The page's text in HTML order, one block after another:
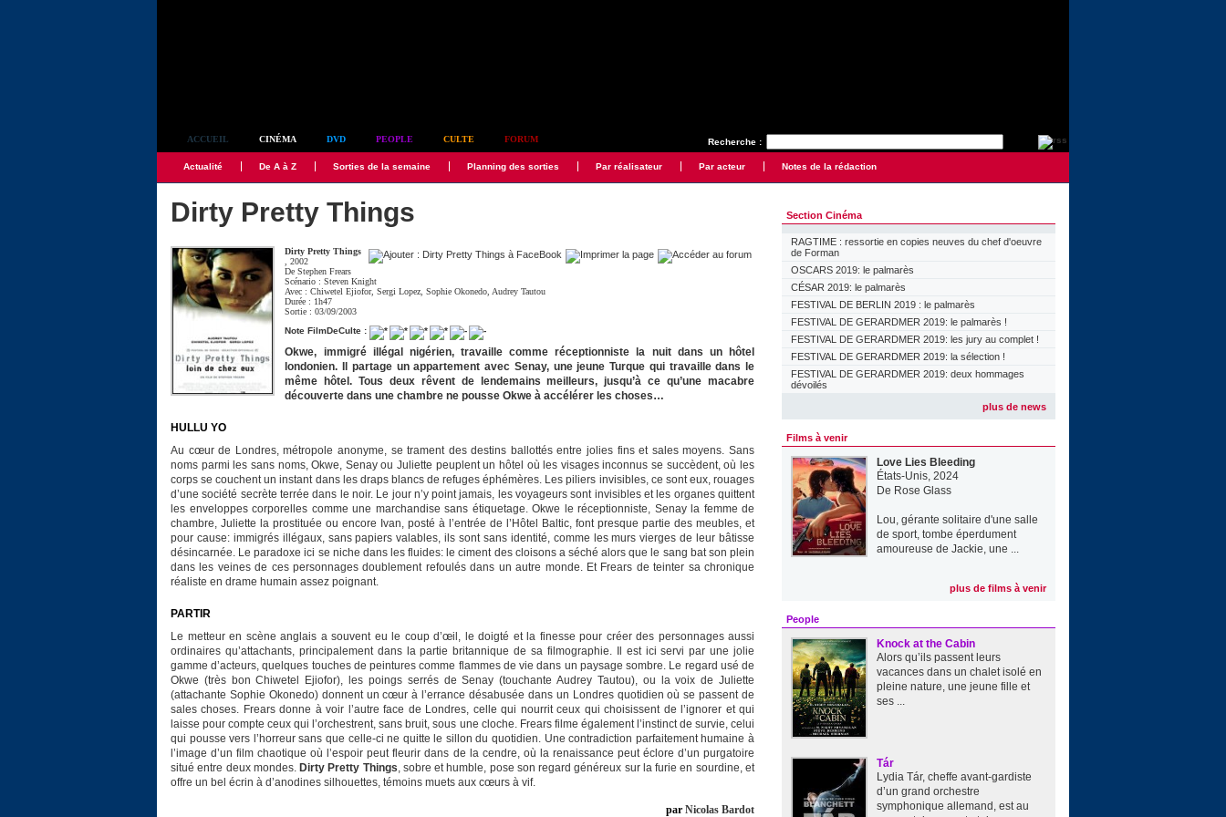
Recherche :
ACCUEIL CINÉMA DVD PEOPLE CULTE FORUM
Actualité De A à Z Sorties de la semaine Planning des sorties Par réalisateur Par acteur Notes de la rédaction
Dirty Pretty Things
Dirty Pretty Things
, 2002
DeStephen Frears
Scénario :Steven Knight
Avec :Chiwetel Ejiofor,Sergi Lopez ,Sophie Okonedo Audrey Tautou
Durée : 1h47
Sortie : 03/09/2003
Note FilmDeCulte :
Okwe, immigré illégal nigérien, travaille comme réceptionniste la nuit dans un hôtel
londonien. Il partage un appartement avec Senay, une jeune Turque qui travaille dans le
même hôtel. Tous deux rêvent de lendemains meilleurs, jusqu’à ce qu’une macabre
découverte dans une chambre ne pousse Okwe à accélérer les choses…
HULLU YO
Au cœur de Londres, métropole anonyme, se trament des destins ballottés entre jolies fins et sales moyens. Sans
noms parmi les sans noms, Okwe, Senay ou Juliette peuplent un hôtel où les visages inconnus se succèdent, où les
corps se couchent un instant dans les draps blancs de refuges éphémères. Les piliers invisibles, ce sont eux, rouages
d’une société secrète terrée dans le noir. Le jour n’y point jamais, les voyageurs sont invisibles et les organes quittent
les enveloppes corporelles comme une marchandise sans étiquetage. Okwe le réceptionniste, Senay la femme de
chambre, Juliette la prostituée ou encore Ivan, posté à l’entrée de l’Hôtel Baltic, font presque partie des meubles, et
pour cause: immigrés illégaux, sans papiers valables, ils sont sans identité, comme les murs vierges de leur bâtisse
désincarnée. Le paradoxe ici se niche dans les fluides: le ciment des cloisons a séché alors que le sang bat son plein
dans les veines de ces personnages doublement refoulés dans un autre monde. Et Frears de teinter sa chronique
réaliste en drame humain assez poignant.
PARTIR
Le metteur en scène anglais a souvent eu le coup d’œil, le doigté et la finesse pour créer des personnages aussi
ordinaires qu’attachants, principalement dans la partie britannique de sa filmographie. Il est ici servi par une jolie
gamme d’acteurs, quelques touches de peintures comme flammes de vie dans un paysage sombre. Le regard usé de
Okwe (très bon Chiwetel Ejiofor), les poings serrés de Senay (touchante Audrey Tautou), ou la voix de Juliette
(attachante Sophie Okonedo) donnent un cœur à l’errance désabusée dans un Londres quotidien où se passent de
sales choses. Frears donne à voir l’autre face de Londres, celle qui nourrit ceux qui choisissent de l’ignorer et qui
laisse pour compte ceux qui l’orchestrent, sans bruit, sous une cloche. Frears filme également l’instinct de survie, celui
qui pousse vers l’horreur sans que celle-ci ne quitte le sillon du quotidien. Une contradiction parfaitement humaine à
l’image d’un film chaotique où l’espoir peut fleurir dans de la cendre, où la renaissance peut éclore d’un purgatoire
situé entre deux mondes. Dirty Pretty Things, sobre et humble, pose son regard généreux sur la furie en sourdine, et
offre un bel écrin à d’anodines silhouettes, témoins muets aux cœurs à vif.
par Nicolas Bardot
Section Cinéma
RAGTIME : ressortie en copies neuves du chef d'oeuvre
de Forman
OSCARS 2019: le palmarès
CÉSAR 2019: le palmarès
FESTIVAL DE BERLIN 2019 : le palmarès
FESTIVAL DE GERARDMER 2019: le palmarès !
FESTIVAL DE GERARDMER 2019: les jury au complet !
FESTIVAL DE GERARDMER 2019: la sélection !
FESTIVAL DE GERARDMER 2019: deux hommages
dévoilés
plus de news
Films à venir
Love Lies Bleeding
États-Unis, 2024
De Rose Glass
Lou, gérante solitaire d'une salle
de sport, tombe éperdument
amoureuse de Jackie, une ...
plus de films à venir
People
Knock at the Cabin
Alors qu’ils passent leurs
vacances dans un chalet isolé en
pleine nature, une jeune fille et
ses ...
Tár
Lydia Tár, cheffe avant-gardiste
d’un grand orchestre
symphonique allemand, est au